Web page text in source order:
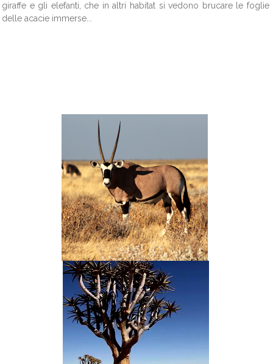
giraffe e gli elefanti, che in altri habitat si vedono brucare le foglie
delle acacie immerse...